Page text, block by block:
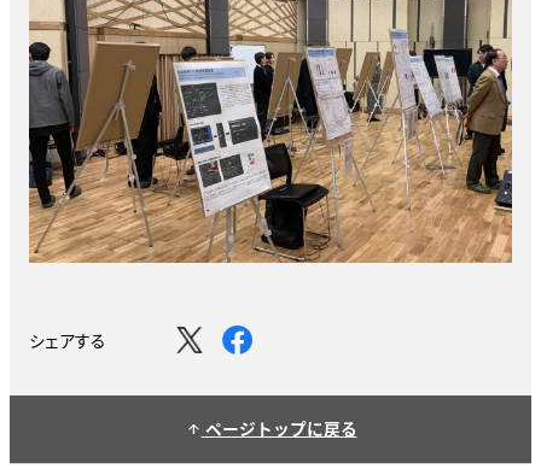
シェアする
arrow_upward ページトップに戻る